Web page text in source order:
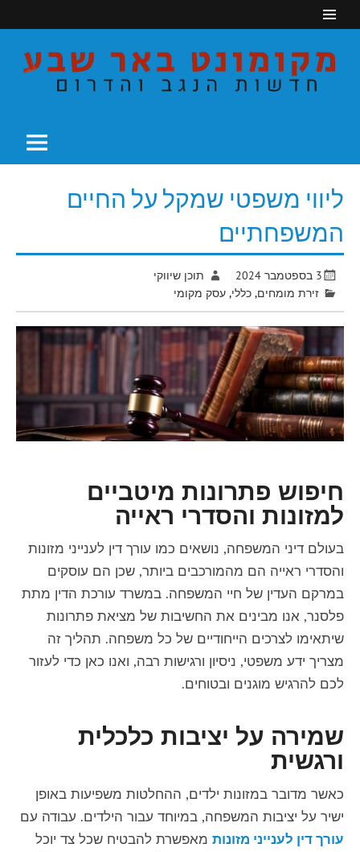
ליווי משפטי שמקל על החיים
המשפחתיים
3 בספטמבר 2024
תוכן שיווקי
זירת מומחים,כללי,עסק מקומי
חיפוש פתרונות מיטביים
למזונות והסדרי ראייה
בעולם דיני המשפחה, נושאים כמו עורך דין לענייני מזונות
והסדרי ראייה הם מהמורכבים ביותר, שכן הם עוסקים
במרקם העדין של חיי המשפחה. במשרד עורכת הדין מתת
פלסנר, אנו מבינים את החשיבות של מציאת פתרונות
שיתאימו לצרכים הייחודיים של כל משפחה. תהליך זה
מצריך ידע משפטי, ניסיון ורגישות רבה, ואנו כאן כדי לעזור
לכם להרגיש מוגנים ובטוחים.
שמירה על יציבות כלכלית
ורגשית
כאשר מדובר במזונות ילדים, ההחלטות משפיעות באופן
ישיר על יציבות המשפחה, במיוחד עבור הילדים. עבודה עם
עורך דין לענייני מזונותמאפשרת להבטיח שכל צד יוכל